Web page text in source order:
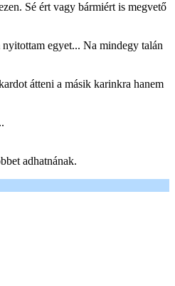
Sé ért vagy bármiért is megvető
egyet... Na mindegy talán
átteni a másik karinkra hanem
adhatnának.